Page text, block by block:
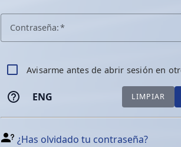
Contraseña:
Avisarme antes de abrir sesión en
ENG LIMPIAR
¿Has olvidado tu contraseña?